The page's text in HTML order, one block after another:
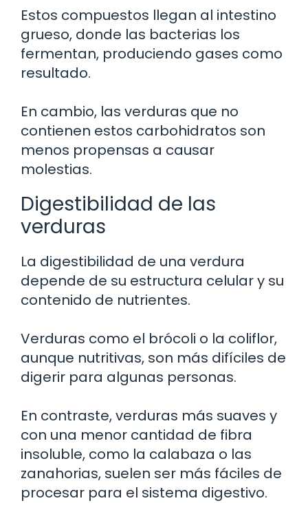
Estos compuestos llegan al intestino
grueso, donde las bacterias los
fermentan, produciendo gases como
resultado.
En cambio, las verduras que no
contienen estos carbohidratos son
menos propensas a causar
molestias.
Digestibilidad de las
verduras
La digestibilidad de una verdura
depende de su estructura celular y su
contenido de nutrientes.
Verduras como el brócoli o la coliflor,
aunque nutritivas, son más difíciles de
digerir para algunas personas.
En contraste, verduras más suaves y
con una menor cantidad de fibra
insoluble, como la calabaza o las
zanahorias, suelen ser más fáciles de
procesar para el sistema digestivo.